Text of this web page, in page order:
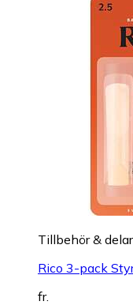
Tillbehör &
Rico 3-pack
fr.